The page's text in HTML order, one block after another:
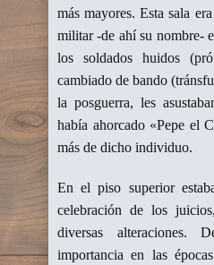
más mayores. Esta sala
militar -de ahí su nombre-
los soldados huidos
cambiado de bando
la posguerra, les
había ahorcado «Pepe el
más de dicho individuo.
En el piso superior
celebración de los
diversas alteraciones.
importancia en las